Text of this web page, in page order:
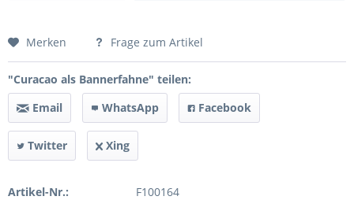
Preis anfragen
Merken Frage zum Artikel
"Curacao als Bannerfahne" teilen:
Email
WhatsApp Facebook
Twitter Xing
Artikel-Nr.: F100164